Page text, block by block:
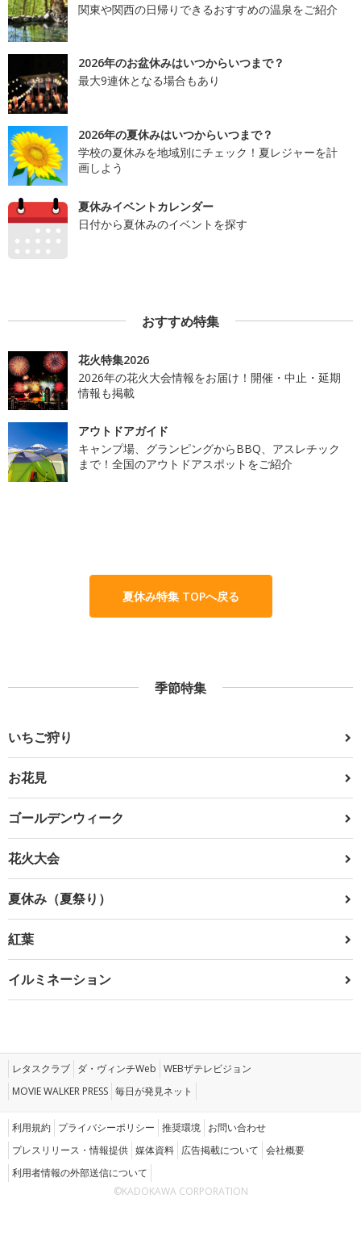
関東や関西の日帰りできるおすすめの温泉をご紹介
2026年のお盆休みはいつからいつまで？
最大9連休となる場合もあり
2026年の夏休みはいつからいつまで？
学校の夏休みを地域別にチェック！夏レジャーを計
画しよう
夏休みイベントカレンダー
日付から夏休みのイベントを探す
おすすめ特集
花火特集2026
2026年の花火大会情報をお届け！開催・中止・延期
情報も掲載
アウトドアガイド
キャンプ場、グランピングからBBQ、アスレチック
まで！全国のアウトドアスポットをご紹介
夏休み特集 TOPへ戻る
季節特集
いちご狩り
お花見
ゴールデンウィーク
花火大会
夏休み（夏祭り）
紅葉
イルミネーション
レタスクラブ ダ・ヴィンチWeb WEBザテレビジョン
MOVIE WALKER PRESS 毎日が発見ネット
利用規約 プライバシーポリシー 推奨環境 お問い合わせ
プレスリリース・情報提供 媒体資料 広告掲載について 会社概要
利用者情報の外部送信について
©KADOKAWA CORPORATION